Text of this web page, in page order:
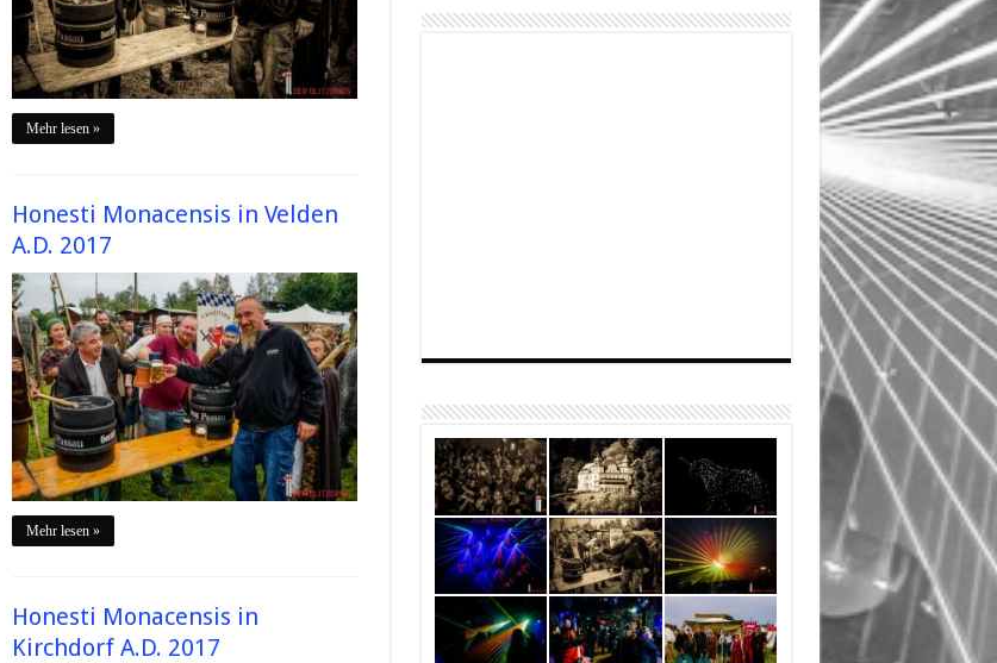
Mehr lesen »
Honesti Monacensis in Velden
A.D. 2017
Mehr lesen »
Honesti Monacensis in
Kirchdorf A.D. 2017